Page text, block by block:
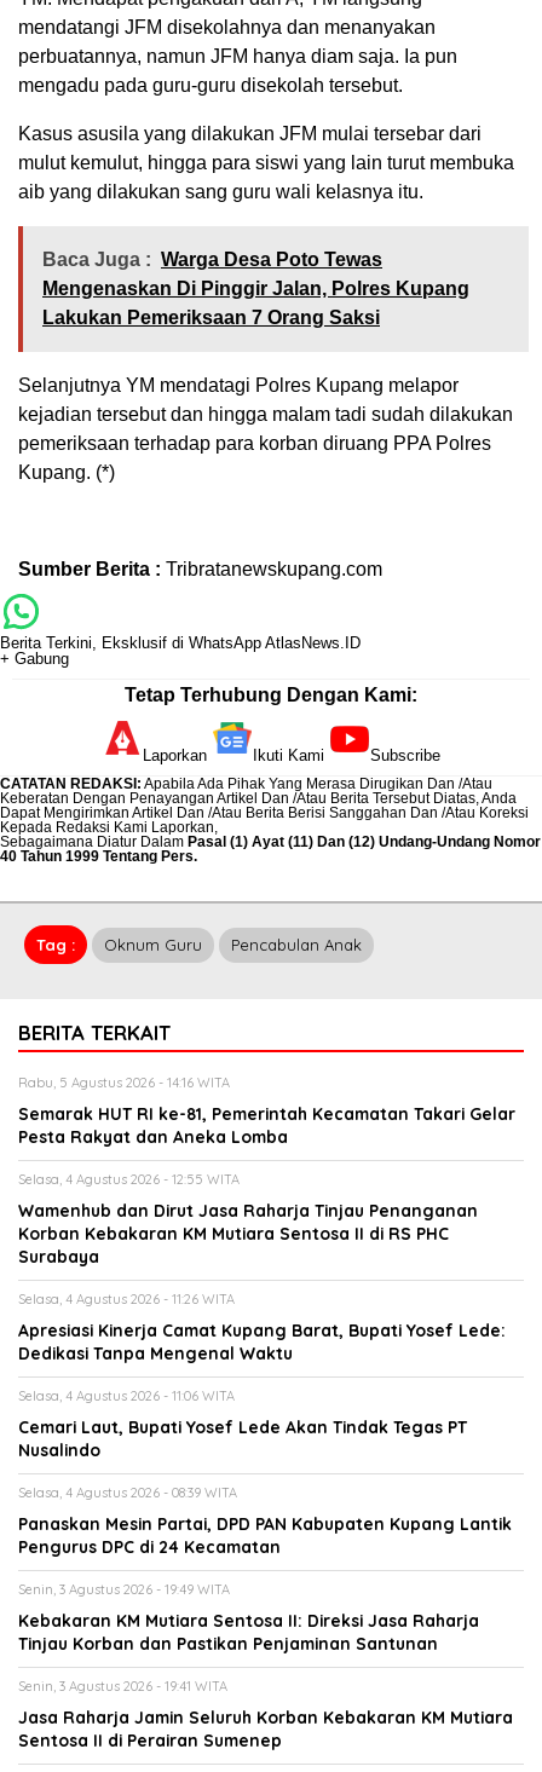
mendatangi JFM disekolahnya dan menanyakan
perbuatannya, namun JFM hanya diam saja. Ia pun
mengadu pada guru-guru disekolah tersebut.
Kasus asusila yang dilakukan JFM mulai tersebar dari
mulut kemulut, hingga para siswi yang lain turut membuka
aib yang dilakukan sang guru wali kelasnya itu.
Baca Juga : Warga Desa Poto Tewas
Mengenaskan Di Pinggir Jalan, Polres Kupang
Lakukan Pemeriksaan 7 Orang Saksi
Selanjutnya YM mendatagi Polres Kupang melapor
kejadian tersebut dan hingga malam tadi sudah dilakukan
pemeriksaan terhadap para korban diruang PPA Polres
Kupang. (*)
Sumber Berita : Tribratanewskupang.com
Berita Terkini, Eksklusif di WhatsApp AtlasNews.ID
+ Gabung
Tetap Terhubung Dengan Kami:
Laporkan Ikuti Kami Subscribe
CATATAN REDAKSI: Apabila Ada Pihak Yang Merasa Dirugikan Dan /Atau
Keberatan Dengan Penayangan Artikel Dan /Atau Berita Tersebut Diatas, Anda
Dapat Mengirimkan Artikel Dan /Atau Berita Berisi Sanggahan Dan /Atau Koreksi
Kepada Redaksi Kami Laporkan
Sebagaimana Diatur Dalam Pasal (1) Ayat (11) Dan (12) Undang-Undang Nomor
40 Tahun 1999 Tentang Pers.
Tag : Oknum Guru Pencabulan Anak
BERITA TERKAIT
Rabu, 5 Agustus 2026 - 14:16 WITA
Semarak HUT RI ke-81, Pemerintah Kecamatan Takari Gelar
Pesta Rakyat dan Aneka Lomba
Selasa, 4 Agustus 2026 - 12:55 WITA
Wamenhub dan Dirut Jasa Raharja Tinjau Penanganan
Korban Kebakaran KM Mutiara Sentosa II di RS PHC
Surabaya
Selasa, 4 Agustus 2026 - 11:26 WITA
Apresiasi Kinerja Camat Kupang Barat, Bupati Yosef Lede:
Dedikasi Tanpa Mengenal Waktu
Selasa, 4 Agustus 2026 - 11:06 WITA
Cemari Laut, Bupati Yosef Lede Akan Tindak Tegas PT
Nusalindo
Selasa, 4 Agustus 2026 - 08:39 WITA
Panaskan Mesin Partai, DPD PAN Kabupaten Kupang Lantik
Pengurus DPC di 24 Kecamatan
Senin, 3 Agustus 2026 - 19:49 WITA
Kebakaran KM Mutiara Sentosa II: Direksi Jasa Raharja
Tinjau Korban dan Pastikan Penjaminan Santunan
Senin, 3 Agustus 2026 - 19:41 WITA
Jasa Raharja Jamin Seluruh Korban Kebakaran KM Mutiara
Sentosa II di Perairan Sumenep